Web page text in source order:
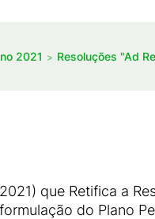
2021 Resoluções "Ad
que Retifica a
do Plano